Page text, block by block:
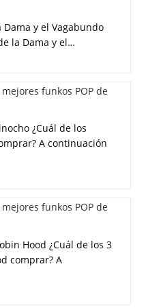
Dama y el Vagabundo
la Dama y el…
¿Cuál de los
A continuación
Hood ¿Cuál de los 3
comprar? A